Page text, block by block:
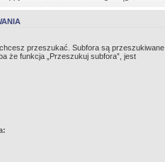
przeszukać. Subfora są przeszukiwane
że funkcja „Przeszukuj subfora”, jest